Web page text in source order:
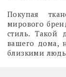
Покупая
мирового
стиль. Такой
вашего дома,
близкими